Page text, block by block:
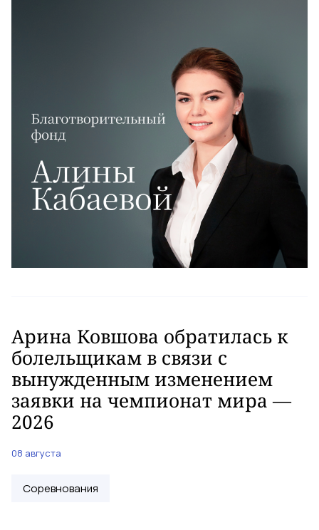
Арина Ковшова обратилась к
болельщикам в связи с
вынужденным изменением
заявки на чемпионат мира —
2026
08 августа
Соревнования